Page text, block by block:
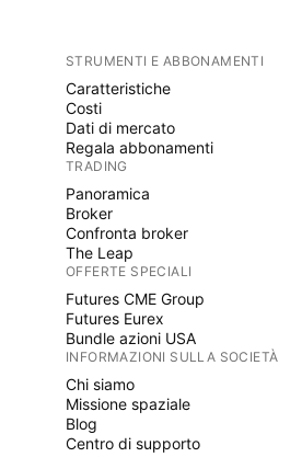
STRUMENTI E ABBONAMENTI
Caratteristiche
Costi
Dati di mercato
Regala abbonamenti
TRADING
Panoramica
Broker
Confronta broker
The Leap
OFFERTE SPECIALI
Futures CME Group
Futures Eurex
Bundle azioni USA
INFORMAZIONI SULLA SOCIETÀ
Chi siamo
Missione spaziale
Blog
Centro di supporto